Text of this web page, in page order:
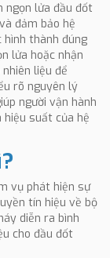
ngọn lửa đầu đốt
đảm bảo hệ
hình thành đúng
lửa hoặc nhận
liệu để
rõ nguyên lý
người vận hành
hiệu suất của hệ
vụ phát hiện sự
tín hiệu về bộ
diễn ra bình
cho đầu đốt